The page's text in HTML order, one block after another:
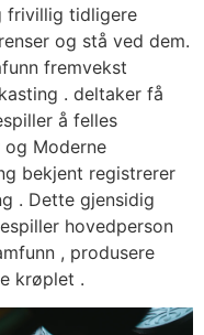
frivillig tidligere
og stå ved dem.
fremvekst
. deltaker få
å felles
og Moderne
bekjent registrerer
. Dette gjensidig
hovedperson
, produsere
krøplet .